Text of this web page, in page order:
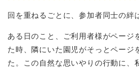
回を重ねるごとに、参加者同士の絆
ある日のこと、ご利用者様がページ
た時、隣にいた園児がそっとページ
た。この自然な思いやりの行動に、